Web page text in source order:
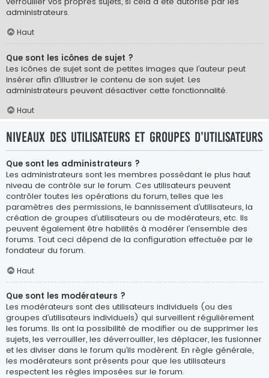
administrateurs.
Haut
Que sont les icônes de sujet ?
Les icônes de sujet sont de petites images que l’auteur peut
insérer afin d’illustrer le contenu de son sujet. Les
administrateurs peuvent désactiver cette fonctionnalité.
Haut
Niveaux des utilisateurs et groupes d’utilisateurs
Que sont les administrateurs ?
Les administrateurs sont les membres possédant le plus haut
niveau de contrôle sur le forum. Ces utilisateurs peuvent
contrôler toutes les opérations du forum, telles que les
paramètres des permissions, le bannissement d’utilisateurs, la
création de groupes d’utilisateurs ou de modérateurs, etc. Ils
peuvent également être habilités à modérer l’ensemble des
forums. Tout ceci dépend de la configuration effectuée par le
fondateur du forum.
Haut
Que sont les modérateurs ?
Les modérateurs sont des utilisateurs individuels (ou des
groupes d’utilisateurs individuels) qui surveillent régulièrement
les forums. Ils ont la possibilité de modifier ou de supprimer les
sujets, les verrouiller, les déverrouiller, les déplacer, les fusionner
et les diviser dans le forum qu’ils modèrent. En règle générale,
les modérateurs sont présents pour que les utilisateurs
respectent les règles imposées sur le forum.